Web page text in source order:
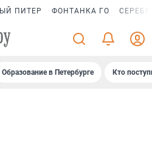
ПИТЕР ФОНТАНКА ГО
Образование в Петербурге Кто